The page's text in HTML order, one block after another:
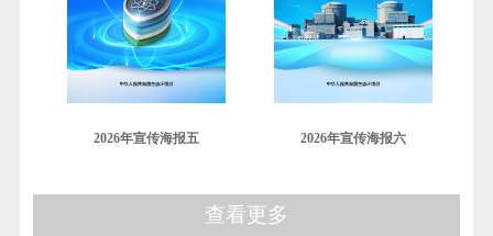
2026年宣传海报五 2026年宣传海报六
查看更多